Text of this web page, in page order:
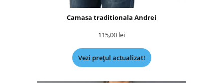
Camasa traditionala Andrei
115,00 lei
Vezi prețul actualizat!